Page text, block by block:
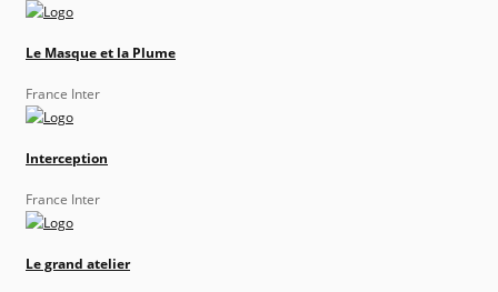
Le Masque et la Plume
France Inter
Interception
France Inter
Le grand atelier